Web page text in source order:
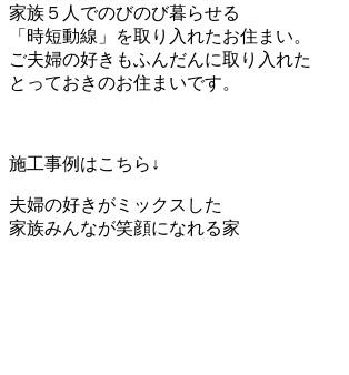
家族５人でのびのび暮らせる
「時短動線」を取り入れたお住まい。
ご夫婦の好きもふんだんに取り入れた
とっておきのお住まいです。
施工事例はこちら↓
夫婦の好きがミックスした
家族みんなが笑顔になれる家